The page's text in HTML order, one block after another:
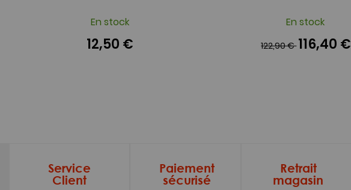
En stock
12,50 €
En stock
122,90 €116,40 €
Service
Client
Paiement
sécurisé
Retrait
magasin